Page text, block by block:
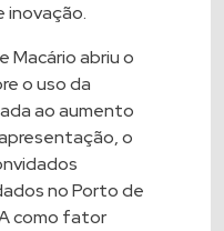
inovação.
Macário abriu o
o uso da
ao aumento
o
no Porto de
como fator